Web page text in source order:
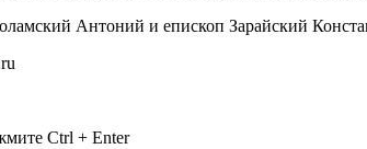
Антоний и епископ Зарайский
Ctrl + Enter